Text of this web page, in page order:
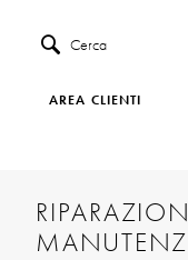
Cerca
AREA CLIENTI